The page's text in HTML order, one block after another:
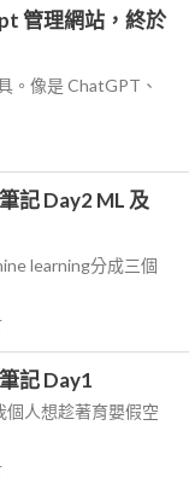
管理網站，終於
。像是 ChatGPT、
記 Day2 ML 及
learning分成三個
記 Day1
人想趁著育嬰假空